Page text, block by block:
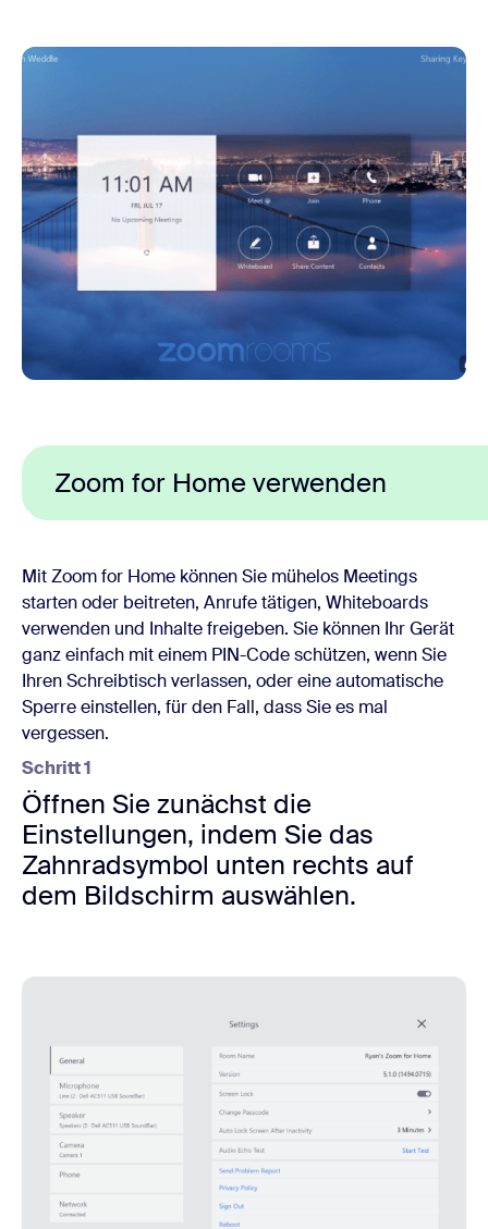
Zoom for Home verwenden
Mit Zoom for Home können Sie mühelos Meetings
starten oder beitreten, Anrufe tätigen, Whiteboards
verwenden und Inhalte freigeben. Sie können Ihr Gerät
ganz einfach mit einem PIN-Code schützen, wenn Sie
Ihren Schreibtisch verlassen, oder eine automatische
Sperre einstellen, für den Fall, dass Sie es mal
vergessen.
Schritt 1
Öffnen Sie zunächst die
Einstellungen, indem Sie das
Zahnradsymbol unten rechts auf
dem Bildschirm auswählen.